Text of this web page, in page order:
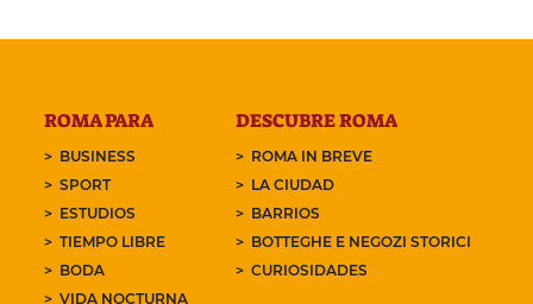
ROMA PARA
BUSINESS
SPORT
ESTUDIOS
TIEMPO LIBRE
BODA
VIDA NOCTURNA
DESCUBRE ROMA
ROMA IN BREVE
LA CIUDAD
BARRIOS
BOTTEGHE E NEGOZI STORICI
CURIOSIDADES